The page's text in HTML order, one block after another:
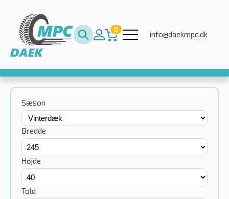
0
info@daekmpc.dk
Sæson
Bredde
Højde
Told